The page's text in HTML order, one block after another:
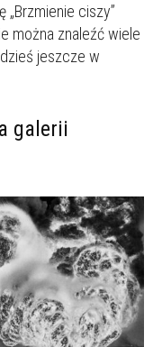
ciszy”
można znaleźć wiele
jeszcze w
galerii